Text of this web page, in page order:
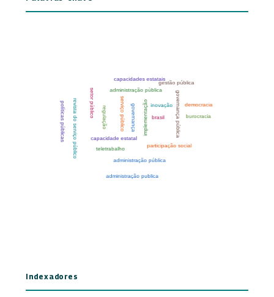
Indexadores